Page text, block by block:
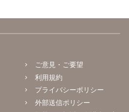
ご意見・ご要望
利用規約
プライバシーポリシー
外部送信ポリシー